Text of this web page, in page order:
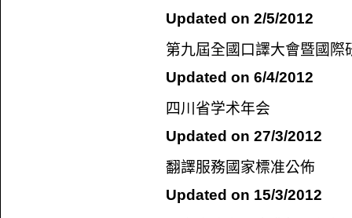
Updated on 2/5/2012
第九屆全國口譯大會暨國際
Updated on 6/4/2012
四川省学术年会
Updated on 27/3/2012
翻譯服務國家標准公佈
Updated on 15/3/2012